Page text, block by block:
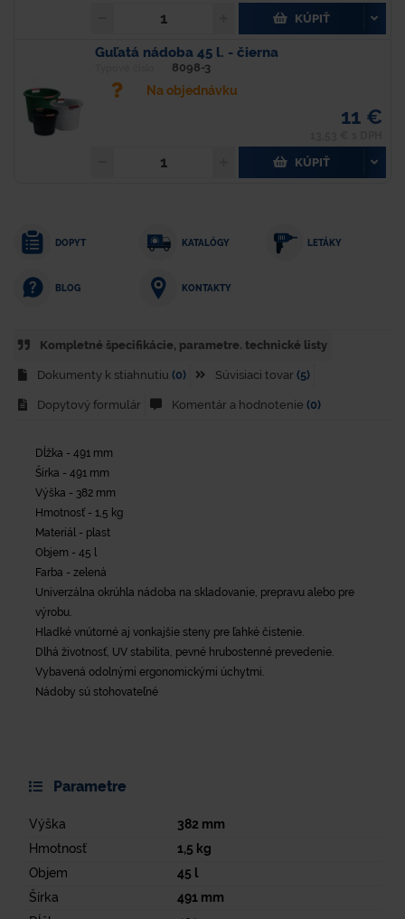
KÚPIŤ
Guľatá nádoba 45 l. - čierna
8098-3
Na objednávku
11 €
KÚPIŤ
DOPYT KATALÓGY LETÁKY
BLOG KONTAKTY
Kompletné špecifikácie, parametre. technické listy
Dokumenty k stiahnutiu (0) Súvisiaci tovar (5)
Dopytový formulár Komentár a hodnotenie (0)
Dĺžka - 491 mm
Šírka - 491 mm
Výška - 382 mm
Hmotnosť - 1,5 kg
Materiál - plast
Objem - 45 l
Farba - zelená
Univerzálna okrúhla nádoba na skladovanie, prepravu alebo pre
výrobu.
Hladké vnútorné aj vonkajšie steny pre ľahké čistenie.
Dlhá životnosť, UV stabilita, pevné hrubostenné prevedenie.
Vybavená odolnými ergonomickými úchytmi.
Nádoby sú stohovateľné
Parametre
Výška 382 mm
Hmotnosť
1,5 kg
Objem
45 l
Šírka
491mm